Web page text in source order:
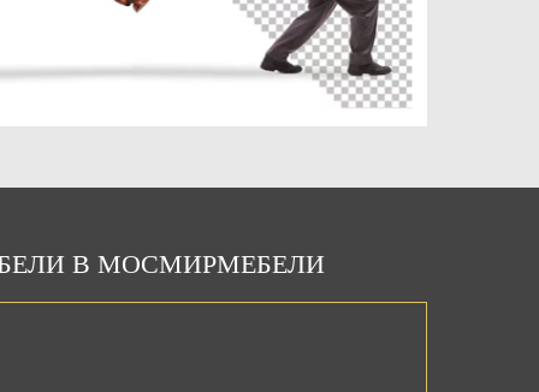
В МОСМИРМЕБЕЛИ